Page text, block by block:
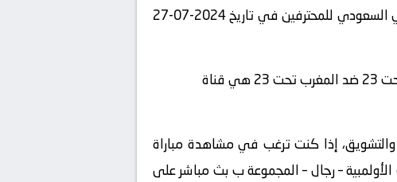
المباشر، استمتع بمشاهدة المباراة المثيرة بين أوكرانيا تحت 23 و المغرب تحت 23 في بطولة الدوري السعودي للمحترفين في تاريخ 2024-07-27
والتشويق، إذا كنت ترغب في مشاهدة مباراة
في الألعاب الأولمبية – رجال – المجموعة ب بث مباشر على